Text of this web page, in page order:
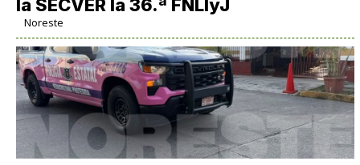
la SECVER la 36.ª FNLIyJ
Noreste